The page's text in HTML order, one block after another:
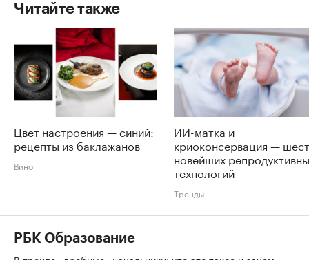
Читайте также
Цвет настроения — синий:
рецепты из баклажанов
Вино
ИИ-матка и
криоконсервация —
новейших
технологий
Тренды
РБК Образование